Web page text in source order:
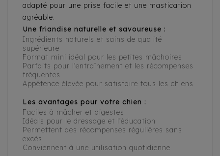
adapté pour une prise facile et une mastication
agréable.
Une friandise naturelle et savoureuse :
Ingrédients naturels et sains de qualité
supérieure
Format mini idéal pour les petites mâchoires
Parfaits pour l’entraînement et les récompenses
fréquentes
Appétence élevée pour satisfaire tous les chiens
Les avantages pour votre chien :
Faciles à mâcher et digestes
Idéals pour le dressage et l’éducation
Permettent des récompenses régulières sans
excès
Conviennent à une utilisation quotidienne